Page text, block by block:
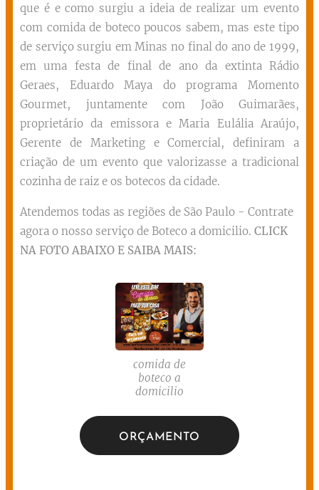
que é e como surgiu a ideia de realizar um evento
com comida de boteco poucos sabem, mas este tipo
de serviço surgiu em Minas no final do ano de 1999,
em uma festa de final de ano da extinta Rádio
Geraes, Eduardo Maya do programa Momento
Gourmet, juntamente com João Guimarães,
proprietário da emissora e Maria Eulália Araújo,
Gerente de Marketing e Comercial, definiram a
criação de um evento que valorizasse a tradicional
cozinha de raiz e os botecos da cidade.
Atendemos todas as regiões de São Paulo - Contrate
agora o nosso serviço de Boteco a domicilio. CLICK
NA FOTO ABAIXO E SAIBA MAIS:
comida de
boteco a
domicilio
ORÇAMENTO